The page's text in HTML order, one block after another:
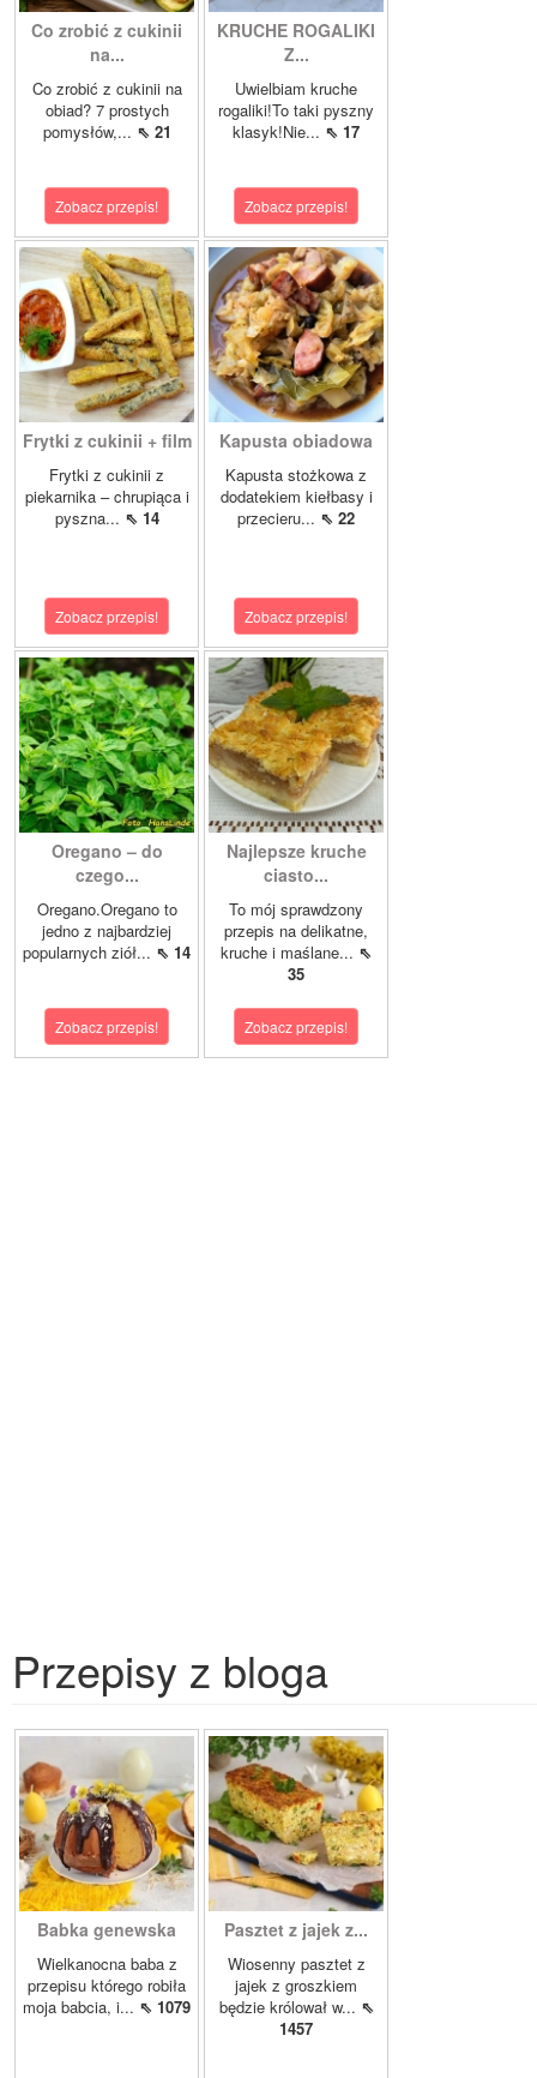
Co zrobić z cukinii
na...
Co zrobić z cukinii na
obiad? 7 prostych
pomysłów,... ⇖ 21
Zobacz przepis!
KRUCHE ROGALIKI
Z...
Uwielbiam kruche
rogaliki!To taki pyszny
klasyk!Nie... ⇖ 17
Zobacz przepis!
Frytki z cukinii + film
Frytki z cukinii z
piekarnika – chrupiąca i
pyszna... ⇖ 14
Zobacz przepis!
Kapusta obiadowa
Kapusta stożkowa z
dodatekiem kiełbasy i
przecieru... ⇖ 22
Zobacz przepis!
Oregano – do
czego...
Oregano.Oregano to
jedno z najbardziej
popularnych ziół... ⇖ 14
Zobacz przepis!
Najlepsze kruche
ciasto...
To mój sprawdzony
przepis na delikatne,
kruche i maślane... ⇖
35
Zobacz przepis!
Przepisy z bloga
Babka genewska
Wielkanocna baba z
przepisu którego robiła
moja babcia, i... ⇖ 1079
Pasztet z jajek z...
Wiosenny pasztet z
jajek z groszkiem
będzie królował w... ⇖
1457